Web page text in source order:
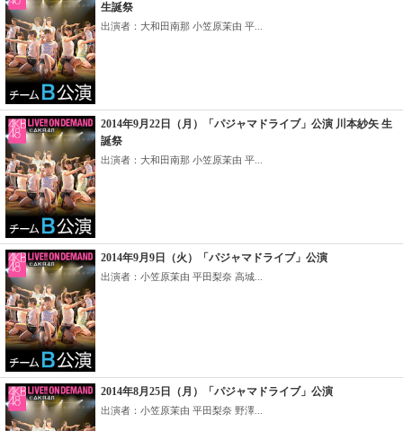
生誕祭
出演者：大和田南那 小笠原茉由 平...
2014年9月22日（月）「パジャマドライブ」公演 川本紗矢 生
誕祭
出演者：大和田南那 小笠原茉由 平...
2014年9月9日（火）「パジャマドライブ」公演
出演者：小笠原茉由 平田梨奈 高城...
2014年8月25日（月）「パジャマドライブ」公演
出演者：小笠原茉由 平田梨奈 野澤...